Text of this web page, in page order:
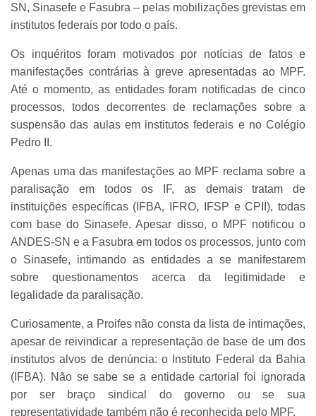
SN, Sinasefe e Fasubra – pelas mobilizações grevistas em
institutos federais por todo o país.
Os inquéritos foram motivados por notícias de fatos e
manifestações contrárias à greve apresentadas ao MPF.
Até o momento, as entidades foram notificadas de cinco
processos, todos decorrentes de reclamações sobre a
suspensão das aulas em institutos federais e no Colégio
Pedro II.
Apenas uma das manifestações ao MPF reclama sobre a
paralisação em todos os IF, as demais tratam de
instituições específicas (IFBA, IFRO, IFSP e CPII), todas
com base do Sinasefe. Apesar disso, o MPF notificou o
ANDES-SN e a Fasubra em todos os processos, junto com
o Sinasefe, intimando as entidades a se manifestarem
sobre questionamentos acerca da legitimidade e
legalidade da paralisação.
Curiosamente, a Proifes não consta da lista de intimações,
apesar de reivindicar a representação de base de um dos
institutos alvos de denúncia: o Instituto Federal da Bahia
(IFBA). Não se sabe se a entidade cartorial foi ignorada
por ser braço sindical do governo ou se sua
representatividade também não é reconhecida pelo MPF.